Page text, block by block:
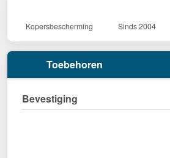
Kopersbescherming Sinds 2004
Toebehoren
Bevestiging